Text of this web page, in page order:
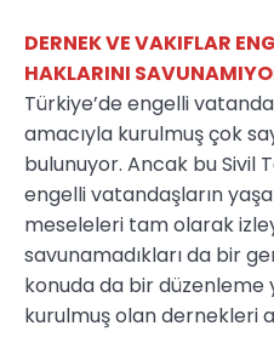
DERNEK VE VAKIFLAR
HAKLARINI
Türkiye’de engelli
amacıyla kurulmuş çok
bulunuyor. Ancak bu Sivil
engelli vatandaşların
meseleleri tam olarak
savunamadıkları da bir
konuda da bir düzenleme
kurulmuş olan dernekleri